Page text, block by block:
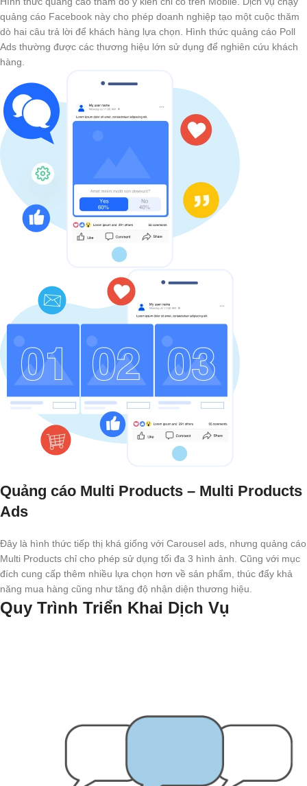
quảng cáo Facebook này cho phép doanh nghiệp tạo một cuộc thăm
dò hai câu trả lời để khách hàng lựa chọn. Hình thức quảng cáo Poll
Ads thường được các thương hiệu lớn sử dụng để nghiên cứu khách
hàng.
Quảng cáo Multi Products – Multi Products
Ads
Đây là hình thức tiếp thị khá giống với Carousel ads, nhưng quảng cáo
Multi Products chỉ cho phép sử dụng tối đa 3 hình ảnh. Cũng với mục
đích cung cấp thêm nhiều lựa chọn hơn về sản phẩm, thúc đẩy khả
năng mua hàng cũng như tăng độ nhận diện thương hiệu.
Quy Trình Triển Khai Dịch Vụ